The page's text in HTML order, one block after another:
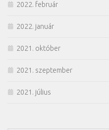
2022. február
2022. január
2021. október
2021. szeptember
2021. július